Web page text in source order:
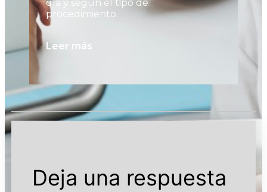
día y según el tipo de
procedimiento.
Leer más
Deja una respuesta